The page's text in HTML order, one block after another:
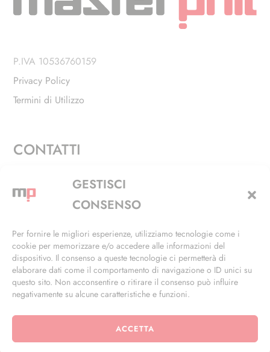
GESTISCI
CONSENSO
Per fornire le migliori esperienze, utilizziamo tecnologie come i
cookie per memorizzare e/o accedere alle informazioni del
dispositivo. Il consenso a queste tecnologie ci permetterà di
elaborare dati come il comportamento di navigazione o ID unici su
questo sito. Non acconsentire o ritirare il consenso può influire
negativamente su alcune caratteristiche e funzioni.
ACCETTA
P.IVA 10536760159
Privacy Policy
Termini di Utilizzo
CONTATTI
Via Alfieri, 27 - Trezzano Sul Naviglio (MI)
+39 02 4846 3155
info@masterphil.it